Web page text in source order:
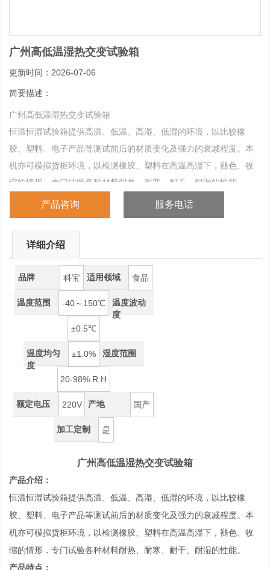
广州高低温湿热交变试验箱
更新时间：2026-07-06
简要描述：
广州高低温湿热交变试验箱
恒温恒湿试验箱提供高温、低温、高湿、低湿的环境，以比较橡
胶、塑料、电子产品等测试前后的材质变化及强力的衰减程度。本
机亦可模拟货柜环境，以检测橡胶、塑料在高温高湿下，褪色、收
缩的情形，专门试验各种材料耐热、耐寒、耐干、耐湿的性能。
产品咨询 服务电话
详细介绍
品牌 科宝 适用领域 食品
温度范围 -40～150℃
温度波动
度
±0.5℃
温度均匀
度
±1.0% 湿度范围
20-98% R.H
额定电压 220V 产地 国产
加工定制 是
广州高低温湿热交变试验箱
产品介绍：
恒温恒湿试验箱提供高温、低温、高湿、低湿的环境，以比较橡
胶、塑料、电子产品等测试前后的材质变化及强力的衰减程度。本
机亦可模拟货柜环境，以检测橡胶、塑料在高温高湿下，褪色、收
缩的情形，专门试验各种材料耐热、耐寒、耐干、耐湿的性能。
产品特点：